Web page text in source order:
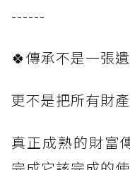
------
🍀傳承不是一張
更不是把所有財
真正成熟的財富